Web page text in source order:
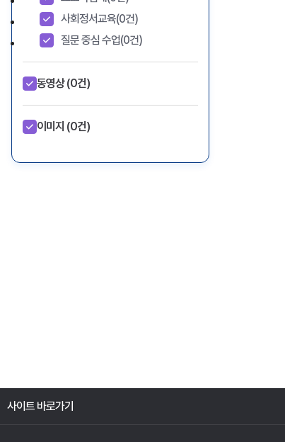
사회정서교육(0건)
질문 중심 수업(0건)
동영상(0건)
이미지 (0건)
사이트 바로가기